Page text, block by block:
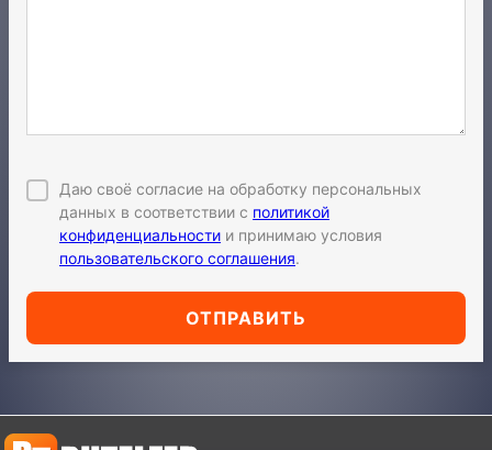
Даю своё согласие на обработку персональных
данных в соответствии с политикой
конфиденциальности и принимаю условия
пользовательского соглашения.
ОТПРАВИТЬ